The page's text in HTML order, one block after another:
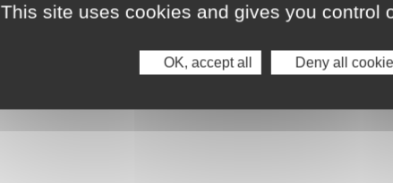
This site uses cookies and gives you control
OK, accept all Deny all